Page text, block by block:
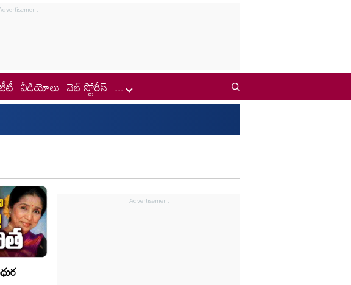
వీడియోలు వెబ్ స్టోరీస్ ...